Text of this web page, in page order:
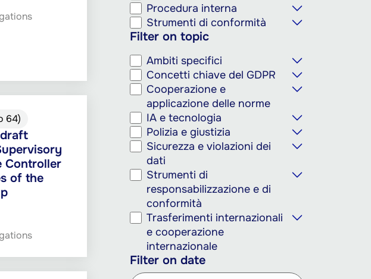
Procedura interna
Strumenti di conformità
Filter on topic
Ambiti specifici
Concetti chiave del GDPR
Cooperazione e
applicazione delle norme
IA e tecnologia
Polizia e giustizia
Sicurezza e violazioni dei
dati
Strumenti di
responsabilizzazione e di
conformità
Trasferimenti internazionali
e cooperazione
internazionale
Filter on date
Controller
of the
64)